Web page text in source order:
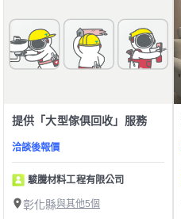
提供「大型傢俱回收」服務
洽談後報價
駿騰材料工程有限公司
彰化縣與其他5個